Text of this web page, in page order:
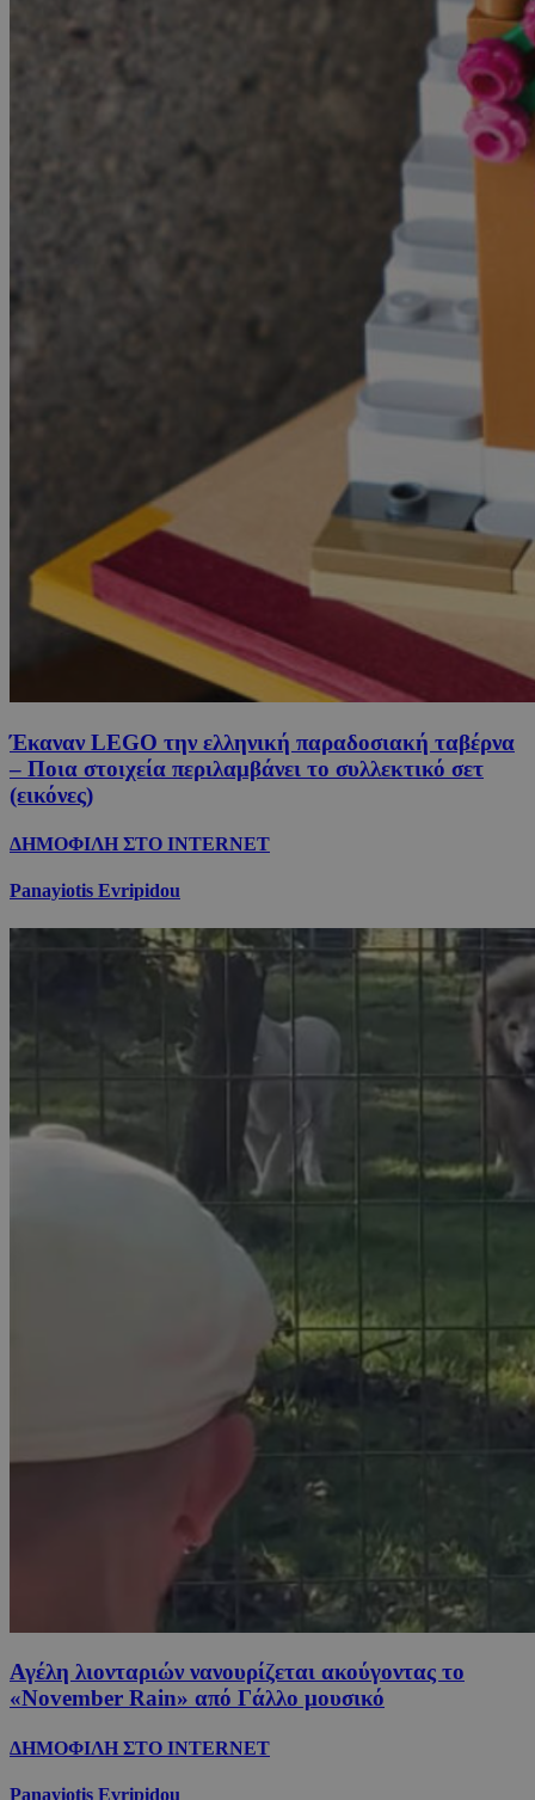
Έκαναν LEGO την ελληνική παραδοσιακή ταβέρνα
– Ποια στοιχεία περιλαμβάνει το συλλεκτικό σετ
(εικόνες)
ΔΗΜΟΦΙΛΗ ΣΤΟ INTERNET
Panayiotis Evripidou
Αγέλη λιονταριών νανουρίζεται ακούγοντας το
«November Rain» από Γάλλο μουσικό
ΔΗΜΟΦΙΛΗ ΣΤΟ INTERNET
Panayiotis Evripidou